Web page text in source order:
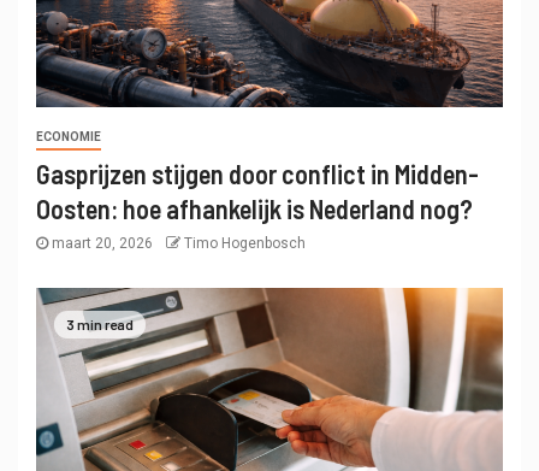
ECONOMIE
Gasprijzen stijgen door conflict in Midden-
Oosten: hoe afhankelijk is Nederland nog?
maart 20, 2026 Timo Hogenbosch
3 min read